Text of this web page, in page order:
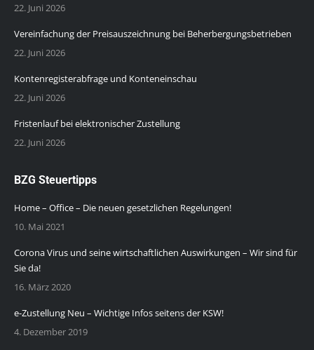
22. Juni 2026
Vereinfachung der Preisauszeichnung bei Beherbergungsbetrieben
22. Juni 2026
Kontenregisterabfrage und Konteneinschau
22. Juni 2026
Fristenlauf bei elektronischer Zustellung
22. Juni 2026
BZG Steuertipps
Home – Office – Die neuen gesetzlichen Regelungen!
10. Mai 2021
Corona Virus und seine wirtschaftlichen Auswirkungen – Wir sind für
Sie da!
16. März 2020
e-Zustellung Neu – Wichtige Infos seitens der KSW!
4. Dezember 2019